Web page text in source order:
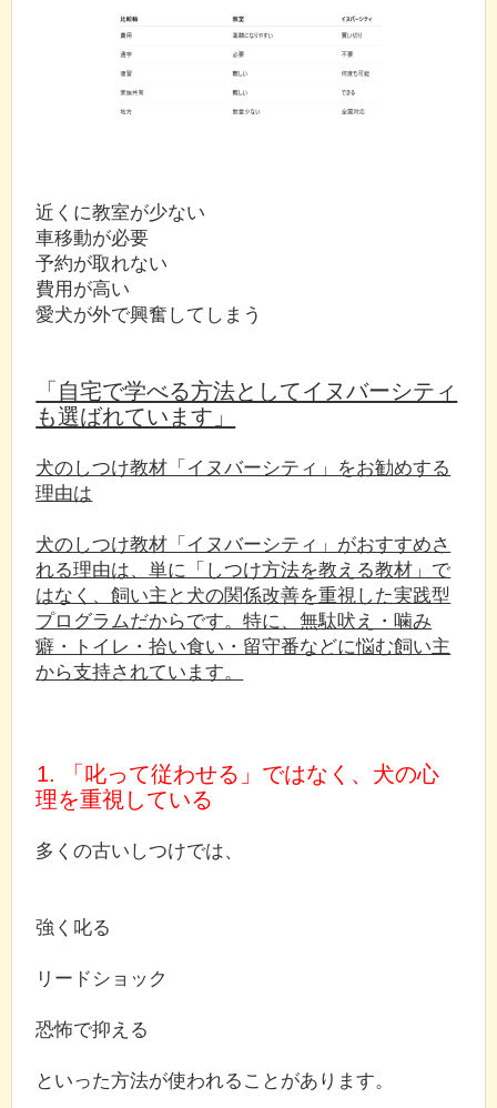
近くに教室が少ない
車移動が必要
予約が取れない
費用が高い
愛犬が外で興奮してしまう
「自宅で学べる方法としてイヌバーシティ
も選ばれています」
犬のしつけ教材「イヌバーシティ」をお勧めする
理由は
犬のしつけ教材「イヌバーシティ」がおすすめさ
れる理由は、単に「しつけ方法を教える教材」で
はなく、飼い主と犬の関係改善を重視した実践型
プログラムだからです。特に、無駄吠え・噛み
癖・トイレ・拾い食い・留守番などに悩む飼い主
から支持されています。
1. 「叱って従わせる」ではなく、犬の心
理を重視している
多くの古いしつけでは、
強く叱る
リードショック
恐怖で抑える
といった方法が使われることがあります。